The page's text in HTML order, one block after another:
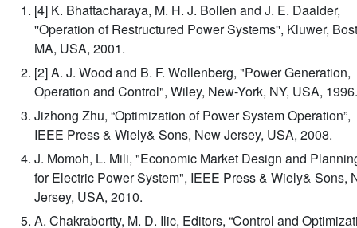
[4] K. Bhattacharaya, M. H. J. Bollen and J. E. Daalder,
''Operation of Restructured Power Systems'', Kluwer,
MA, USA, 2001.
[2] A. J. Wood and B. F. Wollenberg, "Power Generation,
Operation and Control", Wiley, New-York, NY, USA, 1996.
Jizhong Zhu, “Optimization of Power System Operation”,
IEEE Press & Wiely& Sons, New Jersey, USA, 2008.
J. Momoh, L. Mili, "Economic Market Design and
for Electric Power System", IEEE Press & Wiely& Sons,
Jersey, USA, 2010.
A. Chakrabortty, M. D. Ilic, Editors, “Control and